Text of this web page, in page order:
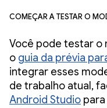
Começar a testar o
Você pode testar o
o guia da prévia
integrar esses
de trabalho atual,
Android Studio